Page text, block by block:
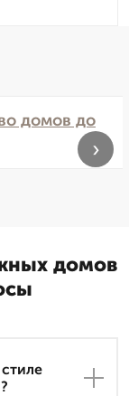
домов до
›
домов